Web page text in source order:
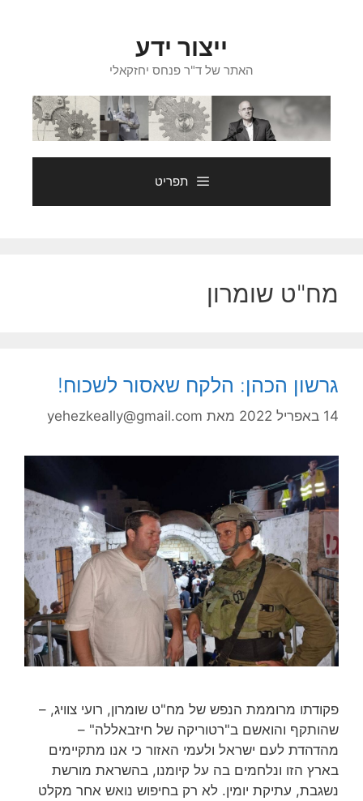
ייצור ידע
האתר של ד"ר פנחס יחזקאלי
תפריט
מח"ט שומרון
גרשון הכהן: הלקח שאסור לשכוח!
14 באפריל 2022 מאת yehezkeally@gmail.com
פקודתו מרוממת הנפש של מח"ט שומרון, רועי צוויג, –
שהותקף והואשם ב"רטוריקה של חיזבאללה" –
מהדהדת לעם ישראל ולעמי האזור כי אנו מתקיימים
בארץ הזו ונלחמים בה על קיומנו, בהשראת מורשת
נשגבת, עתיקת יומין. לא רק בחיפוש נואש אחר מקלט